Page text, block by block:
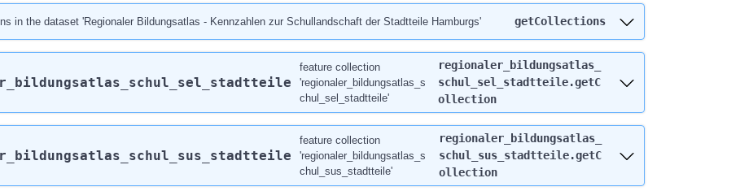
in the dataset 'Regionaler Bildungsatlas - Kennzahlen zur Schullandschaft der Stadtteile Hamburgs' getCollections
feature collection
'regionaler_bildungsatlas_s
chul_sel_stadtteile'
regionaler_bildungsatlas_
schul_sel_stadtteile.getC
ollection
feature collection
'regionaler_bildungsatlas_s
chul_sus_stadtteile'
regionaler_bildungsatlas_
schul_sus_stadtteile.getC
ollection